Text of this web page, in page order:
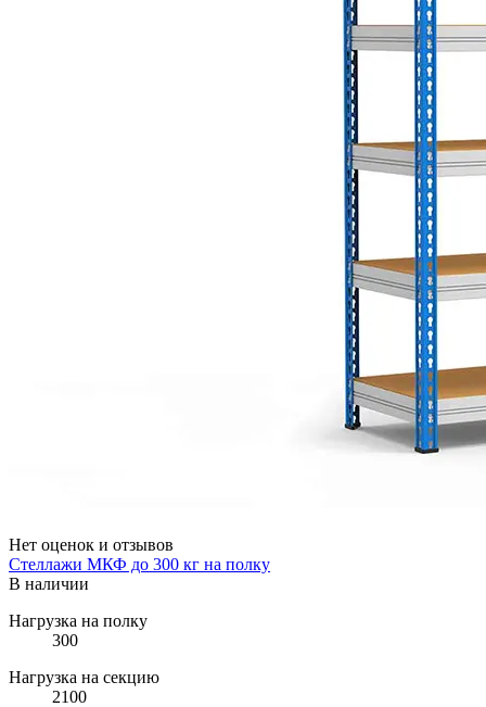
Нет оценок и отзывов
Стеллажи МКФ до 300 кг на полку
В наличии
Нагрузка на полку
300
Нагрузка на секцию
2100